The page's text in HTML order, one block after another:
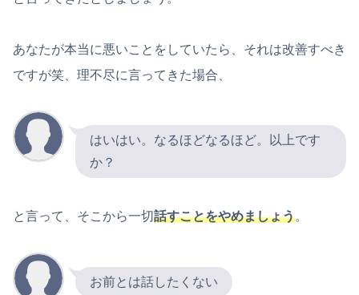
あなたが本当に悪いことをしていたら、それは改善すべき
ですが笑、理不尽に言ってきた場合、
はいはい。なるほどなるほど。以上です
か？
と言って、そこから一切話すことをやめましょう。
お前とは話したくない